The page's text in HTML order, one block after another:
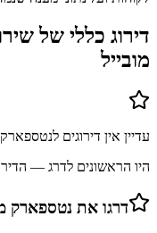
דירוג כללי של
מובייל
עדיין אין דירוגים לנטספארק
היו הראשונים לדרג —
דרגו את נטספארק